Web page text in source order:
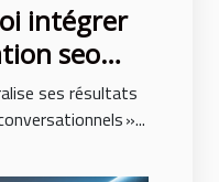
intégrer
seo
ses résultats
»...